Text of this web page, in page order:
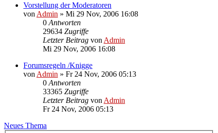
Vorstellung der Moderatoren
von Admin » Mi 29 Nov, 2006 16:08
0 Antworten
29634 Zugriffe
Letzter Beitrag von Admin
Mi 29 Nov, 2006 16:08
Forumsregeln /Knigge
von Admin » Fr 24 Nov, 2006 05:13
0 Antworten
33365 Zugriffe
Letzter Beitrag von Admin
Fr 24 Nov, 2006 05:13
Neues Thema